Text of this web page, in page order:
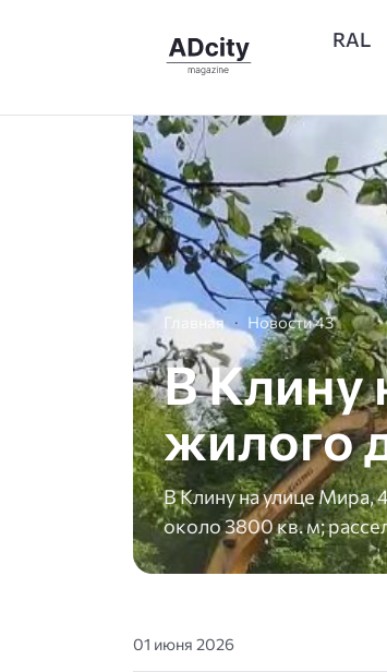
RAL
Главная Новости 43
В Клину
жилого
В Клину на улице Мира,
около 3800 кв. м;
01 июня 2026